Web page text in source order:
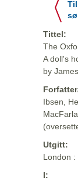
Tittel:
The
A doll's
by
Ibsen,
Utgitt:
London :
I: